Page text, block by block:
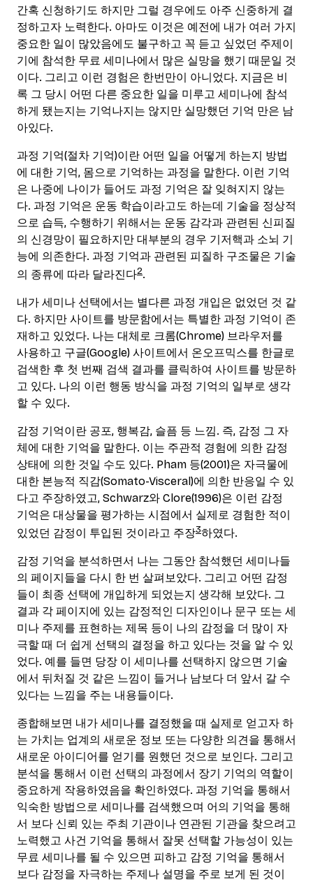
간혹 신청하기도 하지만 그럴 경우에도 아주 신중하게 결
정하고자 노력한다. 아마도 이것은 예전에 내가 여러 가지
중요한 일이 많았음에도 불구하고 꼭 듣고 싶었던 주제이
기에 참석한 무료 세미나에서 많은 실망을 했기 때문일 것
이다. 그리고 이런 경험은 한번만이 아니었다. 지금은 비
록 그 당시 어떤 다른 중요한 일을 미루고 세미나에 참석
하게 됐는지는 기억나지는 않지만 실망했던 기억 만은 남
아있다.
과정 기억(절차 기억)이란 어떤 일을 어떻게 하는지 방법
에 대한 기억, 몸으로 기억하는 과정을 말한다. 이런 기억
은 나중에 나이가 들어도 과정 기억은 잘 잊혀지지 않는
다. 과정 기억은 운동 학습이라고도 하는데 기술을 정상적
으로 습득, 수행하기 위해서는 운동 감각과 관련된 신피질
의 신경망이 필요하지만 대부분의 경우 기저핵과 소뇌 기
능에 의존한다. 과정 기억과 관련된 피질하 구조물은 기술
의 종류에 따라 달라진다2.
내가 세미나 선택에서는 별다른 과정 개입은 없었던 것 같
다. 하지만 사이트를 방문함에서는 특별한 과정 기억이 존
재하고 있었다. 나는 대체로 크롬(Chrome) 브라우저를
사용하고 구글(Google) 사이트에서 온오프믹스를 한글로
검색한 후 첫 번째 검색 결과를 클릭하여 사이트를 방문하
고 있다. 나의 이런 행동 방식을 과정 기억의 일부로 생각
할 수 있다.
감정 기억이란 공포, 행복감, 슬픔 등 느낌. 즉, 감정 그 자
체에 대한 기억을 말한다. 이는 주관적 경험에 의한 감정
상태에 의한 것일 수도 있다. Pham 등(2001)은 자극물에
대한 본능적 직감(Somato-Visceral)에 의한 반응일 수 있
다고 주장하였고, Schwarz와 Clore(1996)은 이런 감정
기억은 대상물을 평가하는 시점에서 실제로 경험한 적이
있었던 감정이 투입된 것이라고 주장3하였다.
감정 기억을 분석하면서 나는 그동안 참석했던 세미나들
의 페이지들을 다시 한 번 살펴보았다. 그리고 어떤 감정
들이 최종 선택에 개입하게 되었는지 생각해 보았다. 그
결과 각 페이지에 있는 감정적인 디자인이나 문구 또는 세
미나 주제를 표현하는 제목 등이 나의 감정을 더 많이 자
극할 때 더 쉽게 선택의 결정을 하고 있다는 것을 알 수 있
었다. 예를 들면 당장 이 세미나를 선택하지 않으면 기술
에서 뒤처질 것 같은 느낌이 들거나 남보다 더 앞서 갈 수
있다는 느낌을 주는 내용들이다.
종합해보면 내가 세미나를 결정했을 때 실제로 얻고자 하
는 가치는 업계의 새로운 정보 또는 다양한 의견을 통해서
새로운 아이디어를 얻기를 원했던 것으로 보인다. 그리고
분석을 통해서 이런 선택의 과정에서 장기 기억의 역할이
중요하게 작용하였음을 확인하였다. 과정 기억을 통해서
익숙한 방법으로 세미나를 검색했으며 어의 기억을 통해
서 보다 신뢰 있는 주최 기관이나 연관된 기관을 찾으려고
노력했고 사건 기억을 통해서 잘못 선택할 가능성이 있는
무료 세미나를 될 수 있으면 피하고 감정 기억을 통해서
보다 감정을 자극하는 주제나 설명을 주로 보게 된 것이